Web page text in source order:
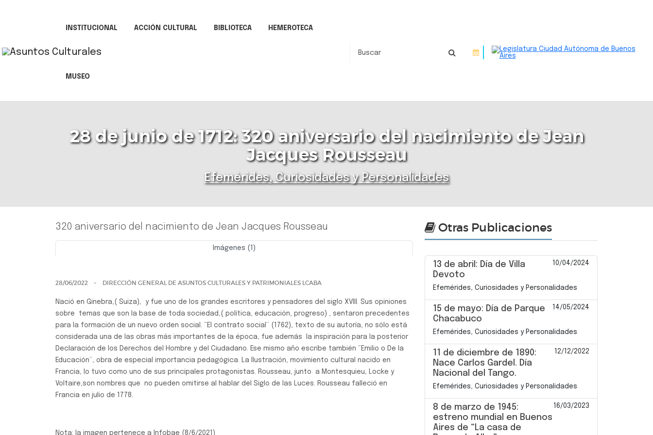
INSTITUCIONAL ACCIÓN CULTURAL BIBLIOTECA HEMEROTECA
MUSEO
28 de junio de 1712: 320 aniversario del nacimiento de Jean
Jacques Rousseau
Efemérides, Curiosidades y Personalidades
320 aniversario del nacimiento de Jean Jacques Rousseau
Imágenes (1)
28/06/2022 DIRECCIÓN GENERAL DE ASUNTOS CULTURALES Y PATRIMONIALES LCABA
Nació en Ginebra,( Suiza), y fue uno de los grandes escritores y pensadores del siglo XVIII. Sus opiniones
sobre temas que son la base de toda sociedad,( política, educación, progreso) , sentaron precedentes
para la formación de un nuevo orden social. “El contrato social” (1762), texto de su autoría, no sólo está
considerada una de las obras más importantes de la época, fue además la inspiración para la posterior
Declaración de los Derechos del Hombre y del Ciudadano. Ese mismo año escribe también “Emilio o De la
Educación”, obra de especial importancia pedagógica. La Ilustración, movimiento cultural nacido en
Francia, lo tuvo como uno de sus principales protagonistas. Rousseau, junto a Montesquieu, Locke y
Voltaire,son nombres que no pueden omitirse al hablar del Siglo de las Luces. Rousseau falleció en
Francia en julio de 1778.
Nota: la imagen pertenece a Infobae (8/6/2021)
Otras Publicaciones
13 de abril: Día de Villa
Devoto
10/04/2024
Efemérides, Curiosidades y Personalidades
15 de mayo: Día de Parque
Chacabuco
14/05/2024
Efemérides, Curiosidades y Personalidades
11 de diciembre de 1890:
Nace Carlos Gardel. Día
Nacional del Tango.
12/12/2022
Efemérides, Curiosidades y Personalidades
8 de marzo de 1945:
estreno mundial en Buenos
Aires de “La casa de
16/03/2023